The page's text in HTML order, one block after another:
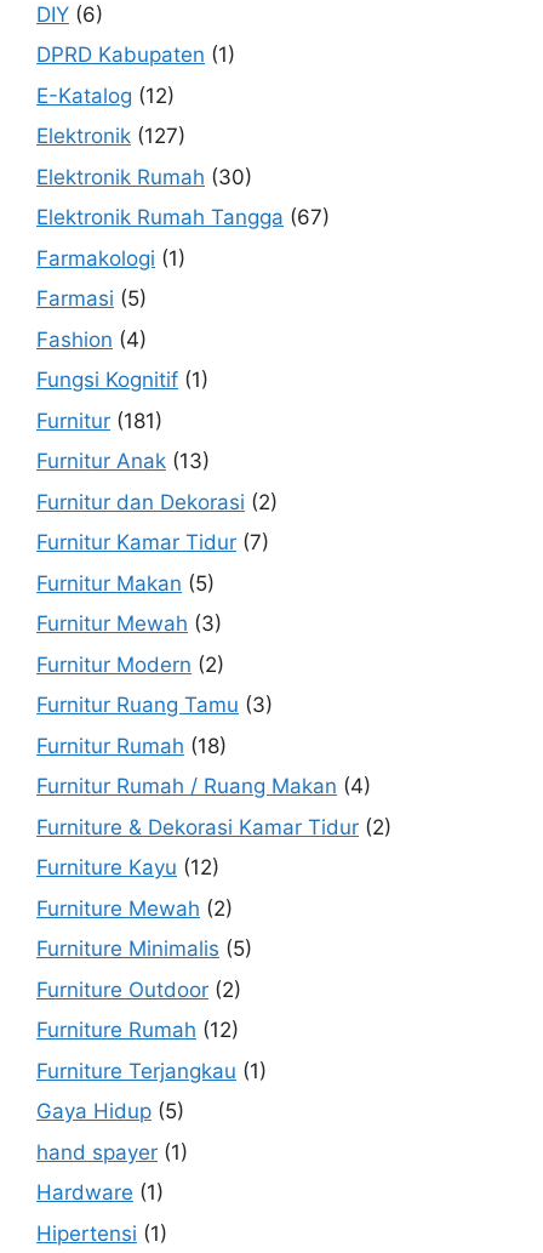
DIY (6)
DPRD Kabupaten (1)
E-Katalog (12)
Elektronik (127)
Elektronik Rumah (30)
Elektronik Rumah Tangga (67)
Farmakologi (1)
Farmasi (5)
Fashion (4)
Fungsi Kognitif (1)
Furnitur (181)
Furnitur Anak (13)
Furnitur dan Dekorasi (2)
Furnitur Kamar Tidur (7)
Furnitur Makan (5)
Furnitur Mewah (3)
Furnitur Modern (2)
Furnitur Ruang Tamu (3)
Furnitur Rumah (18)
Furnitur Rumah / Ruang Makan (4)
Furniture & Dekorasi Kamar Tidur (2)
Furniture Kayu (12)
Furniture Mewah (2)
Furniture Minimalis (5)
Furniture Outdoor (2)
Furniture Rumah (12)
Furniture Terjangkau (1)
Gaya Hidup (5)
hand spayer (1)
Hardware (1)
Hipertensi (1)